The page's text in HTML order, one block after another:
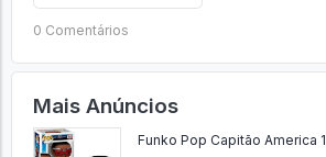
0 Comentários
Mais Anúncios
Funko Pop Capitão America